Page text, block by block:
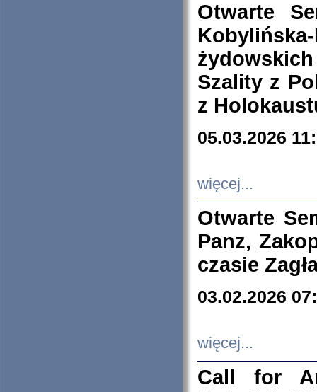
Otwarte
Szality z
z
05.03.2026
więcej...
Otwarte
Panz,
czasie
03.02.2026
więcej...
Call for